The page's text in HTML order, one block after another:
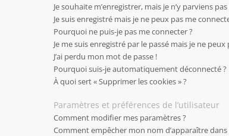
Je souhaite m’enregistrer, mais je n’y parviens pas
Je suis enregistré mais je ne peux pas me
Pourquoi ne puis-je pas me connecter ?
Je me suis enregistré par le passé mais je ne
J’ai perdu mon mot de passe !
Pourquoi suis-je automatiquement déconnecté ?
À quoi sert « Supprimer les cookies » ?
Paramètres et préférences de l’utilisateur
Comment modifier mes paramètres ?
Comment empêcher mon nom d’apparaître